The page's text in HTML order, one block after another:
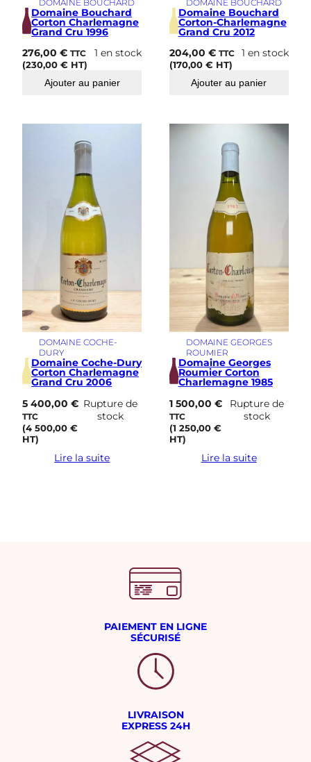
DOMAINE BOUCHARD
Domaine Bouchard
Corton Charlemagne
Grand Cru 1996
276,00€ TTC
(230,00€ HT)
1 en stock
Ajouter au panier
DOMAINE BOUCHARD
Domaine Bouchard
Corton-Charlemagne
Grand Cru 2012
204,00 € TTC
(170,00 €HT)
1 en stock
Ajouter au panier
DOMAINE COCHE-
DURY
Domaine Coche-Dury
Corton Charlemagne
Grand Cru 2006
5 400,00€
TTC
(4 500,00€
HT)
Rupture de
stock
Lire la suite
DOMAINE GEORGES
ROUMIER
Domaine Georges
Roumier Corton
Charlemagne 1985
1 500,00 €
TTC
(1 250,00 €
HT)
Rupture de
stock
Lire la suite
PAIEMENT EN LIGNE
SÉCURISÉ
LIVRAISON
EXPRESS 24H